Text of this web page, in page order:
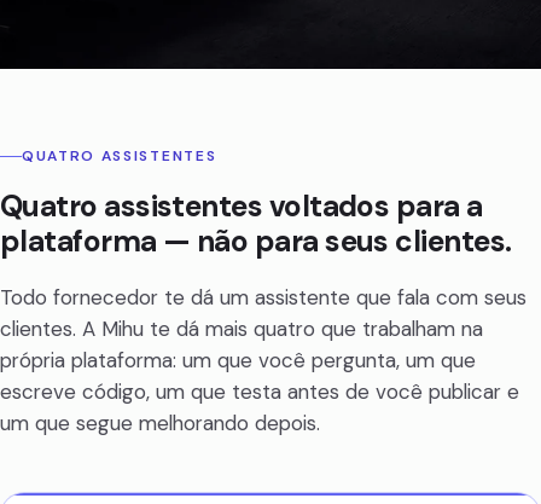
QUATRO ASSISTENTES
Quatro assistentes voltados para a
plataforma — não para seus clientes.
Todo fornecedor te dá um assistente que fala com seus
clientes. A Mihu te dá mais quatro que trabalham na
própria plataforma: um que você pergunta, um que
escreve código, um que testa antes de você publicar e
um que segue melhorando depois.